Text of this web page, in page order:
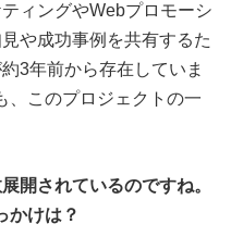
ィングやWebプロモーシ
や成功事例を共有するた
3年前から存在していま
、このプロジェクトの一
開されているのですね。
かけは？